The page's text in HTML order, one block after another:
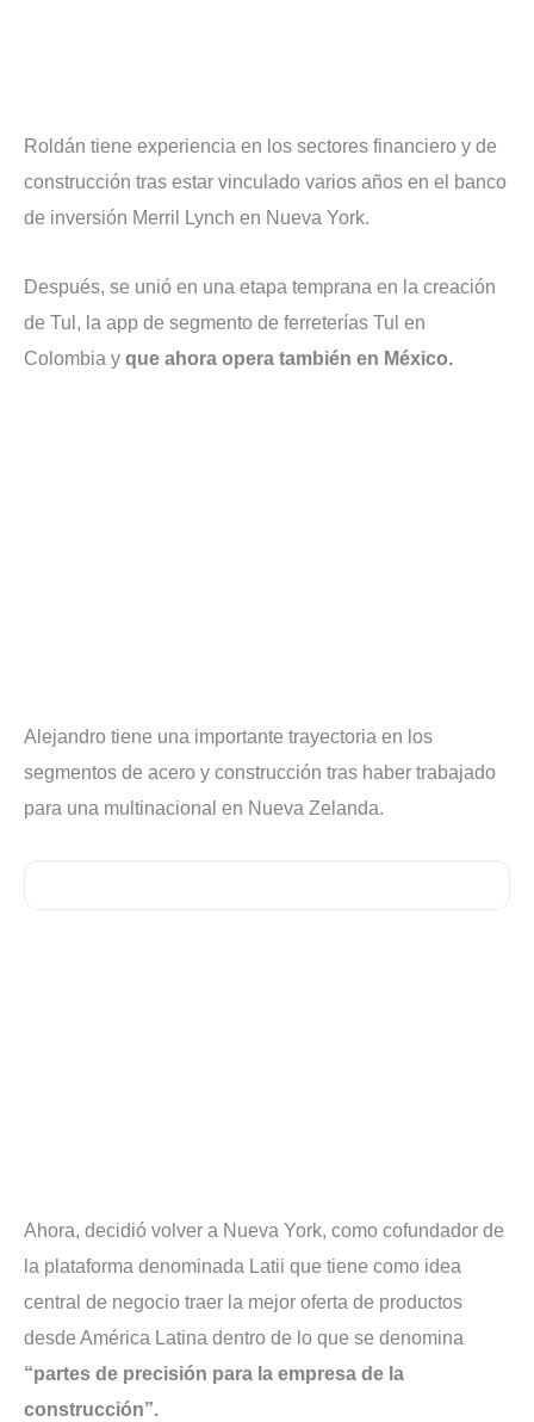
Roldán tiene experiencia en los sectores financiero y de
construcción tras estar vinculado varios años en el banco
de inversión Merril Lynch en Nueva York.
Después, se unió en una etapa temprana en la creación
de Tul, la app de segmento de ferreterías Tul en
Colombia y que ahora opera también en México.
Alejandro tiene una importante trayectoria en los
segmentos de acero y construcción tras haber trabajado
para una multinacional en Nueva Zelanda.
Ahora, decidió volver a Nueva York, como cofundador de
la plataforma denominada Latii que tiene como idea
central de negocio traer la mejor oferta de productos
desde América Latina dentro de lo que se denomina
“partes de precisión para la empresa de la
construcción”.